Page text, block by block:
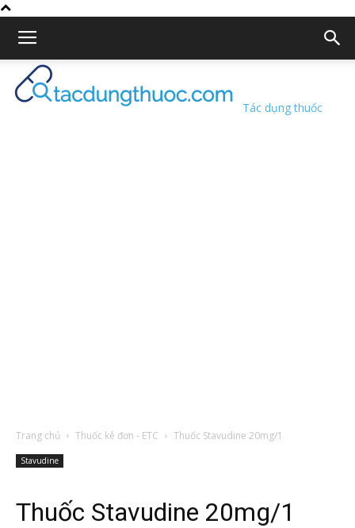
Tác dụng thuốc
Trang chủ Thuốc kê đơn - ETC Thuốc Stavudine 20mg/1
Stavudine
Thuốc Stavudine 20mg/1